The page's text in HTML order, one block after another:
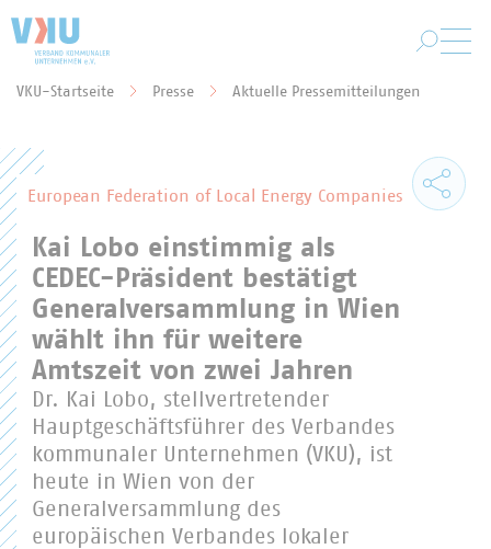
VKU-Startseite Presse Aktuelle Pressemitteilungen
European Federation of Local Energy Companies
Kai Lobo einstimmig als
CEDEC-Präsident bestätigt
Generalversammlung in Wien
wählt ihn für weitere
Amtszeit von zwei Jahren
Dr. Kai Lobo, stellvertretender
Hauptgeschäftsführer des Verbandes
kommunaler Unternehmen (VKU), ist
heute in Wien von der
Generalversammlung des
europäischen Verbandes lokaler